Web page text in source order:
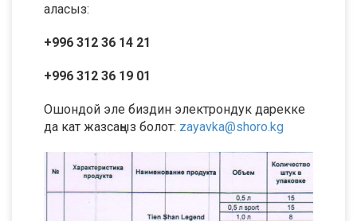
аласыз:
+996 312 36 14 21
+996 312 36 19 01
Ошондой эле биздин электрондук дарекке
да кат жазсаңыз болот: zayavka@shoro.kg